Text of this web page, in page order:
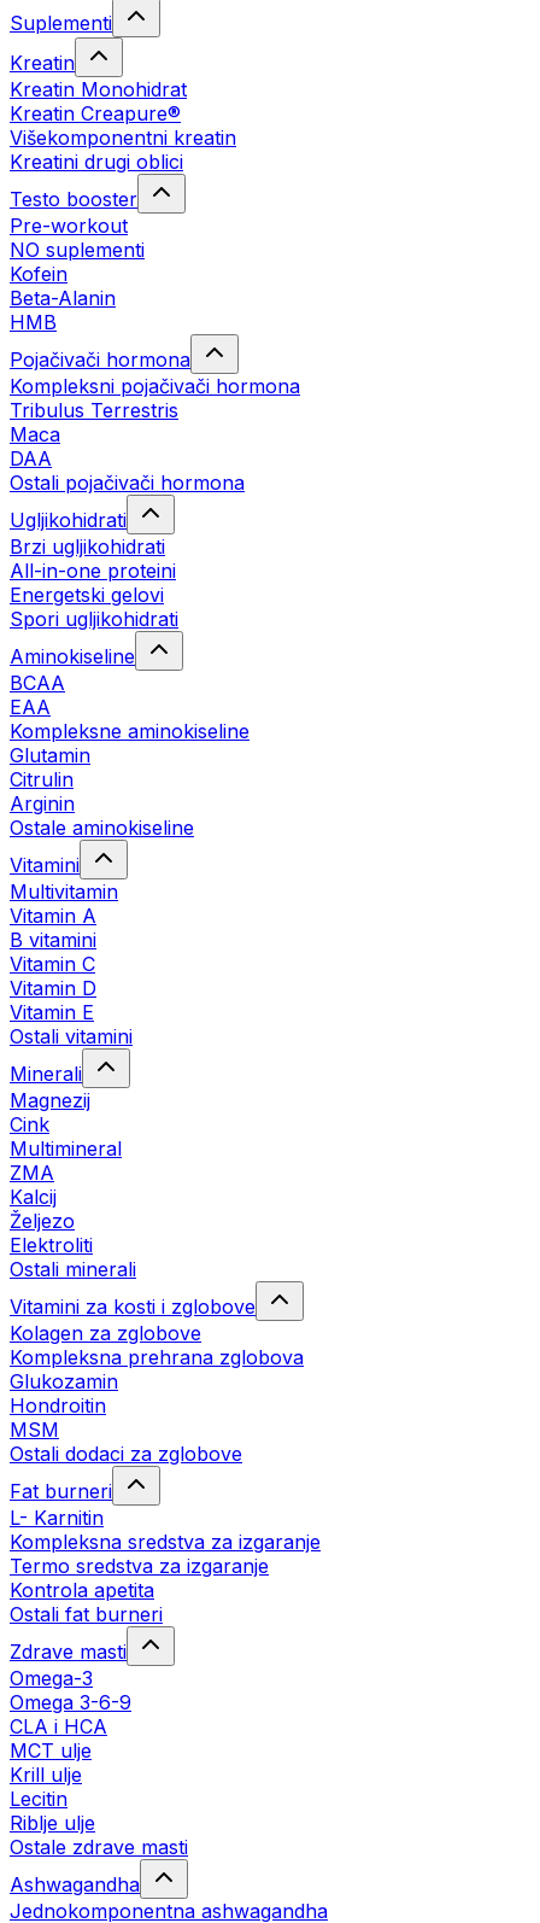
Suplementi
Kreatin
Kreatin Monohidrat
Kreatin Creapure®
Višekomponentni kreatin
Kreatini drugi oblici
Testo booster
Pre-workout
NO suplementi
Kofein
Beta-Alanin
HMB
Pojačivači hormona
Kompleksni pojačivači hormona
Tribulus Terrestris
Maca
DAA
Ostali pojačivači hormona
Ugljikohidrati
Brzi ugljikohidrati
All-in-one proteini
Energetski gelovi
Spori ugljikohidrati
Aminokiseline
BCAA
EAA
Kompleksne aminokiseline
Glutamin
Citrulin
Arginin
Ostale aminokiseline
Vitamini
Multivitamin
Vitamin A
B vitamini
Vitamin C
Vitamin D
Vitamin E
Ostali vitamini
Minerali
Magnezij
Cink
Multimineral
ZMA
Kalcij
Željezo
Elektroliti
Ostali minerali
Vitamini za kosti i zglobove
Kolagen za zglobove
Kompleksna prehrana zglobova
Glukozamin
Hondroitin
MSM
Ostali dodaci za zglobove
Fat burneri
L- Karnitin
Kompleksna sredstva za izgaranje
Termo sredstva za izgaranje
Kontrola apetita
Ostali fat burneri
Zdrave masti
Omega-3
Omega 3-6-9
CLA i HCA
MCT ulje
Krill ulje
Lecitin
Riblje ulje
Ostale zdrave masti
Ashwagandha
Jednokomponentna ashwagandha